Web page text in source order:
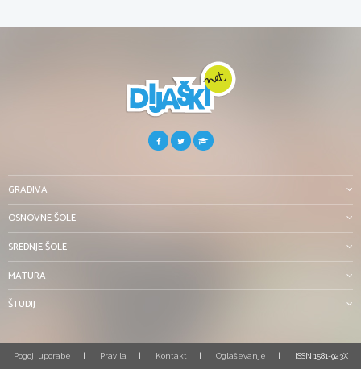
GRADIVA
OSNOVNE ŠOLE
SREDNJE ŠOLE
MATURA
ŠTUDIJ
Pogoji uporabe Pravila Kontakt Oglaševanje ISSN 1581-923X